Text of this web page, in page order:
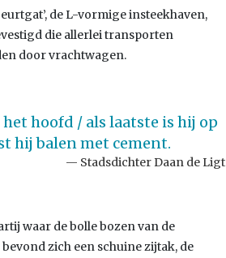
de L-vormige insteekhaven,
die allerlei transporten
door vrachtwagen.
hoofd / als laatste is hij op
hij balen met cement.
Stadsdichter Daan de Ligt
waar de bolle bozen van de
zich een schuine zijtak, de